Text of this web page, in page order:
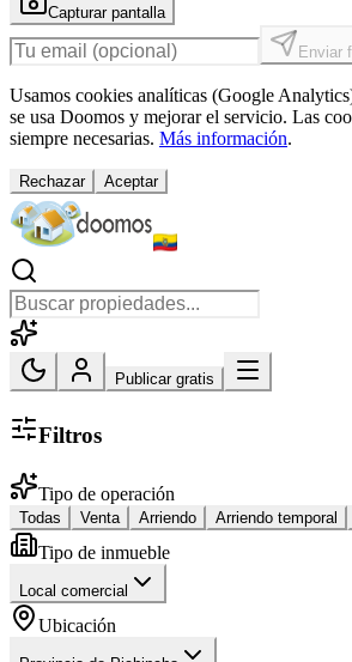
Capturar pantalla
Enviar
Usamos cookies analíticas (Google
se usa Doomos y mejorar el servicio. Las
siempre necesarias. Más información.
Rechazar Aceptar
Publicar gratis
Filtros
Tipo de operación
Todas Venta Arriendo Arriendo temporal
Tipo de inmueble
Local comercial
Ubicación